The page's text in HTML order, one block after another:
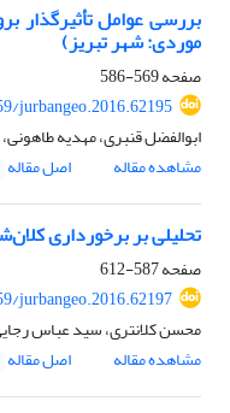
بررسی عوامل تأثیرگذار
موردی: شهر تبریز)
صفحه569-586
jurbangeo.2016.62195
ابوالفضل قنبری، مهدیه
مشاهده مقاله
اصل مقاله
تحلیلی بر برخورداری
صفحه587-612
jurbangeo.2016.62197
محسن کلانتری، سید عباس
مشاهده مقاله
اصل مقاله